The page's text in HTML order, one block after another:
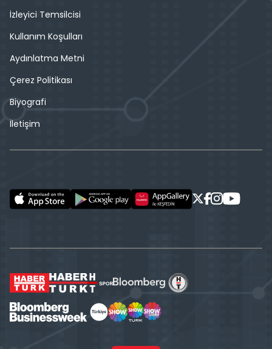
İzleyici Temsilcisi
Kullanım Koşulları
Aydınlatma Metni
Çerez Politikası
Biyografi
İletişim